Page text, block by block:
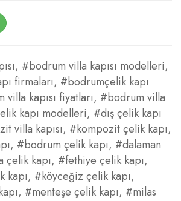
, #bodrum villa kapısı modelleri,
firmaları, #bodrumçelik kapı
kapısı fiyatları, #bodrum villa
kapı modelleri, #dış çelik kapı
villa kapısı, #kompozit çelik kapı,
, #bodrum çelik kapı, #dalaman
çelik kapı, #fethiye çelik kapı,
kapı, #köyceğiz çelik kapı,
, #menteşe çelik kapı, #milas